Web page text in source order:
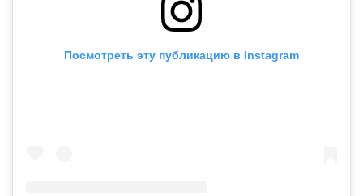
Посмотреть эту публикацию в Instagram